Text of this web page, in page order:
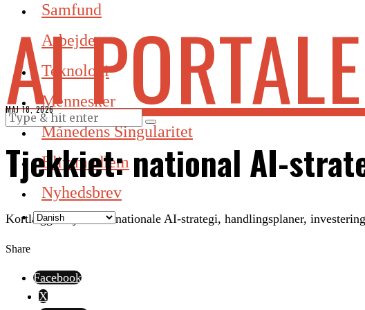
Samfund
Arbejde
Teknologi
Mennesker
Månedens Singularitet
Bliv medlem
Nyhedsbrev
AI
MAJ 18, 2026
Tjekkiet: national AI-
Kortlægger Tjekkiets nationale AI-strategi, handlingsplaner,
Share
Facebook
X